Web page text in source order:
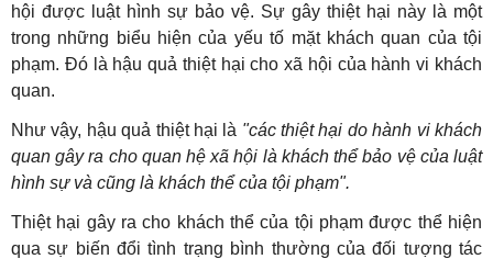
hội được luật hình sự bảo vệ. Sự gây thiệt hại này là một
trong những biểu hiện của yếu tố mặt khách quan của tội
phạm. Đó là hậu quả thiệt hại cho xã hội của hành vi khách
quan.
Như vậy, hậu quả thiệt hại là "các thiệt hại do hành vi khách
quan gây ra cho quan hệ xã hội là khách thể bảo vệ của luật
hình sự và cũng là khách thể của tội phạm".
Thiệt hại gây ra cho khách thể của tội phạm được thể hiện
qua sự biến đổi tình trạng bình thường của đối tượng tác